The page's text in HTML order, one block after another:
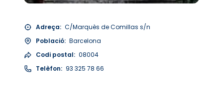
Adreça: C/Marquès de Comillas s/n
Població: Barcelona
Codi postal: 08004
Telèfon: 93 325 78 66